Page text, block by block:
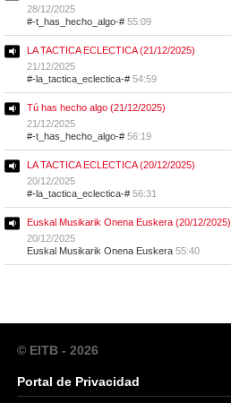
28/12/2025
#-t_has_hecho_algo-# 55:09
LA TACTICA ECLECTICA (21/12/2025)
21/12/2025
#-la_tactica_eclectica-# 54:59
Tú has hecho algo (21/12/2025)
21/12/2025
#-t_has_hecho_algo-# 56:19
LA TACTICA ECLECTICA (20/12/2025)
20/12/2025
#-la_tactica_eclectica-# 56:31
Euskal Musikarik Onena Euskera (20/12/2025)
20/12/2025
Euskal Musikarik Onena Euskera 55:40
© EITB - 2026
Portal de Privacidad